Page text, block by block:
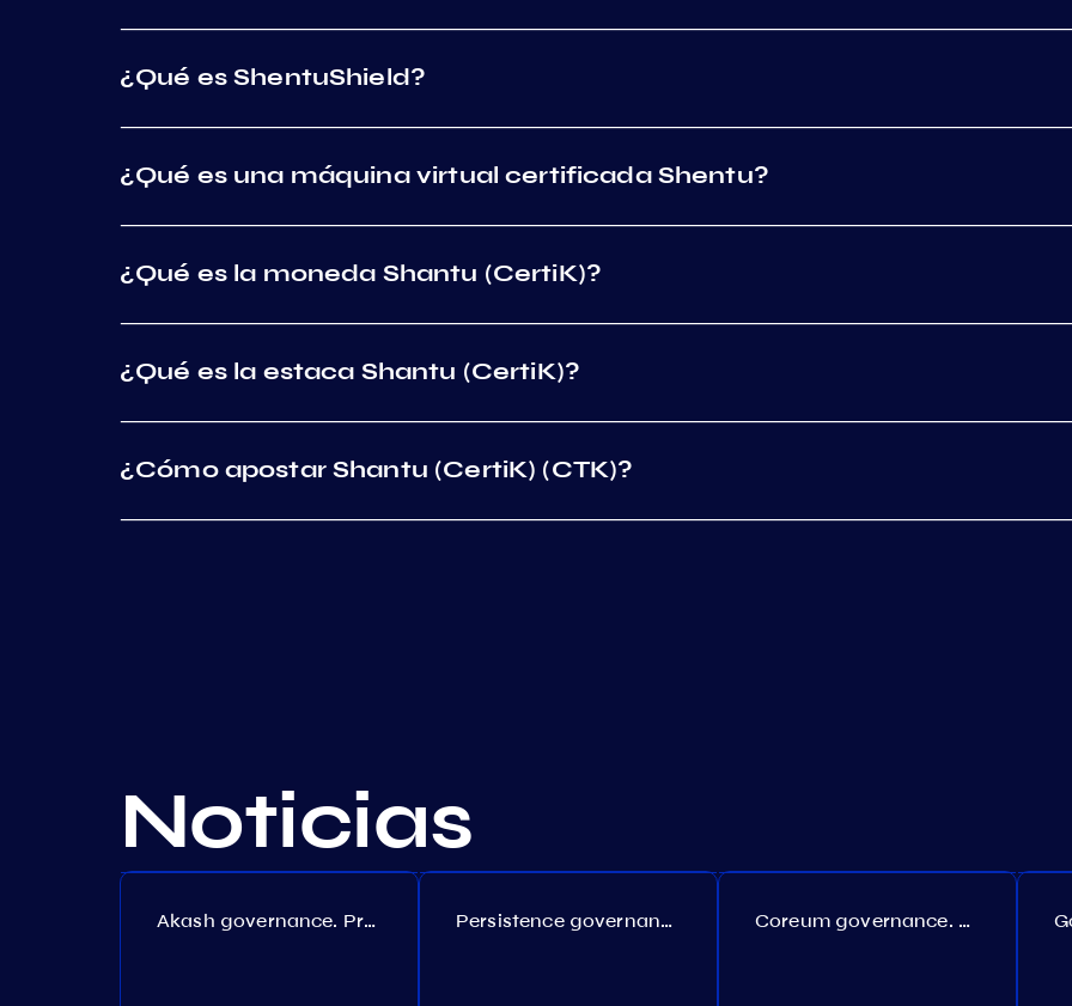
¿Qué es ShentuShield?
¿Qué es una máquina virtual certificada Shentu?
¿Qué es la moneda Shantu (CertiK)?
¿Qué es la estaca Shantu (CertiK)?
¿Cómo apostar Shantu (CertiK) (CTK)?
Noticias
Akash governance. Proposal №308 Persistence governance. Proposal №150 Coreum governance. Proposal №22